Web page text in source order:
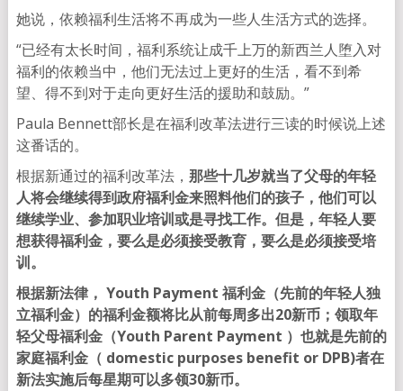
她说，依赖福利生活将不再成为一些人生活方式的选择。
“已经有太长时间，福利系统让成千上万的新西兰人堕入对
福利的依赖当中，他们无法过上更好的生活，看不到希
望、得不到对于走向更好生活的援助和鼓励。”
Paula Bennett部长是在福利改革法进行三读的时候说上述
这番话的。
根据新通过的福利改革法， 那些十几岁就当了父母的年轻
人将会继续得到政府福利金来照料他们的孩子，他们可以
继续学业、参加职业培训或是寻找工作。但是，年轻人要
想获得福利金，要么是必须接受教育，要么是必须接受培
训。
根据新法律， Youth Payment 福利金（先前的年轻人独
立福利金）的福利金额将比从前每周多出20新币；领取年
轻父母福利金（Youth Parent Payment ）也就是先前的
家庭福利金（ domestic purposes benefit or DPB)者在
新法实施后每星期可以多领30新币。